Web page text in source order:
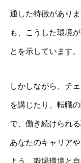
通した特徴があり
も、こうした環境
とを示しています。
しかしながら、チ
を講じたり、転職
で、働き続けられ
あなたのキャリア